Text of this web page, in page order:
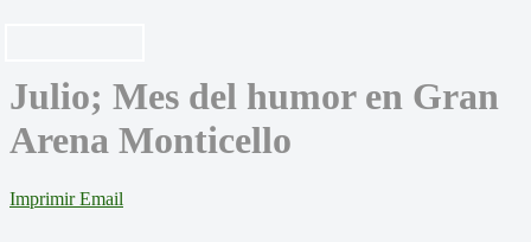
Julio; Mes del humor en Gran
Arena Monticello
Imprimir Email